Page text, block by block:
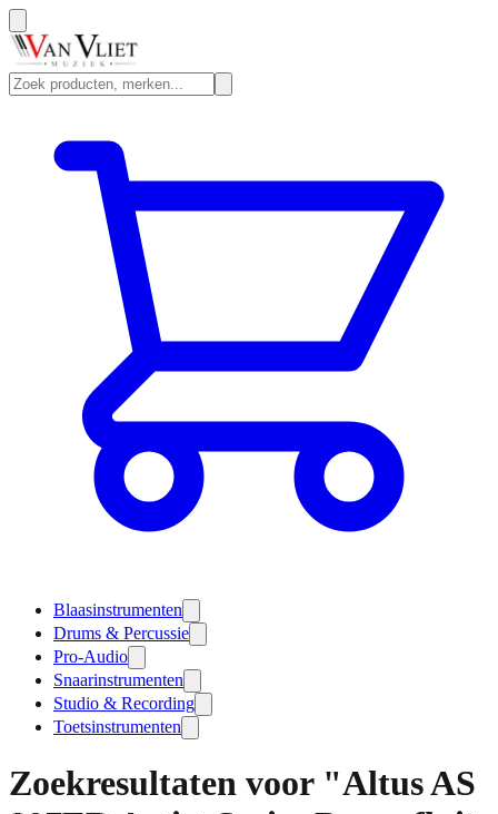
Blaasinstrumenten
Drums & Percussie
Pro-Audio
Snaarinstrumenten
Studio & Recording
Toetsinstrumenten
Zoekresultaten voor "Altus AS